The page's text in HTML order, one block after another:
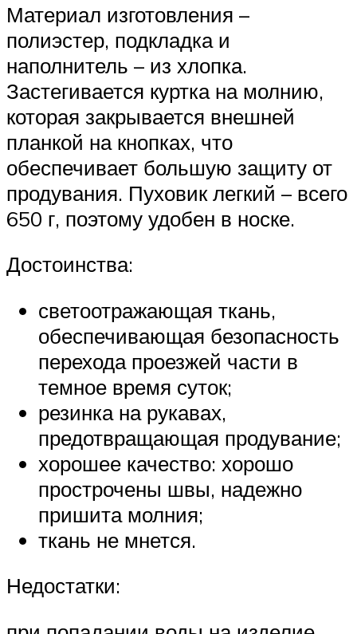
Материал изготовления –
полиэстер, подкладка и
наполнитель – из хлопка.
Застегивается куртка на молнию,
которая закрывается внешней
планкой на кнопках, что
обеспечивает большую защиту от
продувания. Пуховик легкий – всего
650 г, поэтому удобен в носке.
Достоинства:
светоотражающая ткань,
обеспечивающая безопасность
перехода проезжей части в
темное время суток;
резинка на рукавах,
предотвращающая продувание;
хорошее качество: хорошо
прострочены швы, надежно
пришита молния;
ткань не мнется.
Недостатки: